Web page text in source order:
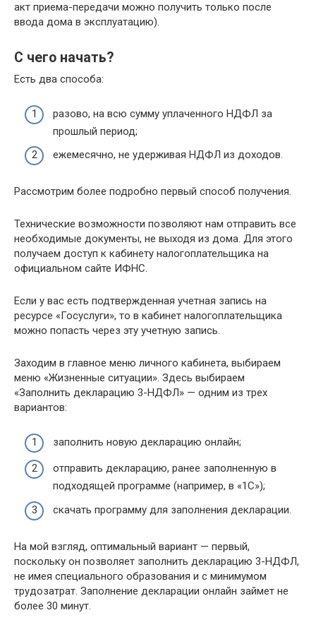
акт приема-передачи можно получить только после
ввода дома в эксплуатацию).
С чего начать?
Есть два способа:
разово, на всю сумму уплаченного НДФЛ за
прошлый период;
ежемесячно, не удерживая НДФЛ из доходов.
Рассмотрим более подробно первый способ получения.
Технические возможности позволяют нам отправить все
необходимые документы, не выходя из дома. Для этого
получаем доступ к кабинету налогоплательщика на
официальном сайте ИФНС.
Если у вас есть подтвержденная учетная запись на
ресурсе «Госуслуги», то в кабинет налогоплательщика
можно попасть через эту учетную запись.
Заходим в главное меню личного кабинета, выбираем
меню «Жизненные ситуации». Здесь выбираем
«Заполнить декларацию 3-НДФЛ» — одним из трех
вариантов:
заполнить новую декларацию онлайн;
отправить декларацию, ранее заполненную в
подходящей программе (например, в «1С»);
скачать программу для заполнения декларации.
На мой взгляд, оптимальный вариант — первый,
поскольку он позволяет заполнить декларацию 3-НДФЛ,
не имея специального образования и с минимумом
трудозатрат. Заполнение декларации онлайн займет не
более 30 минут.